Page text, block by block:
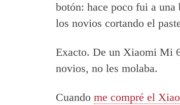
botón: hace poco fui a
los novios cortando el
Exacto. De un Xiaomi Mi
novios, no les molaba.
Cuando me compré el